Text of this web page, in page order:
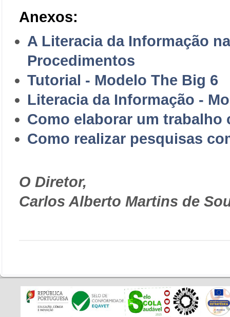
Anexos:
A Literacia da Informação
Procedimentos
Tutorial - Modelo The Big 6
Literacia da Informação -
Como elaborar um trabalho
Como realizar pesquisas
O Diretor,
Carlos Alberto Martins de